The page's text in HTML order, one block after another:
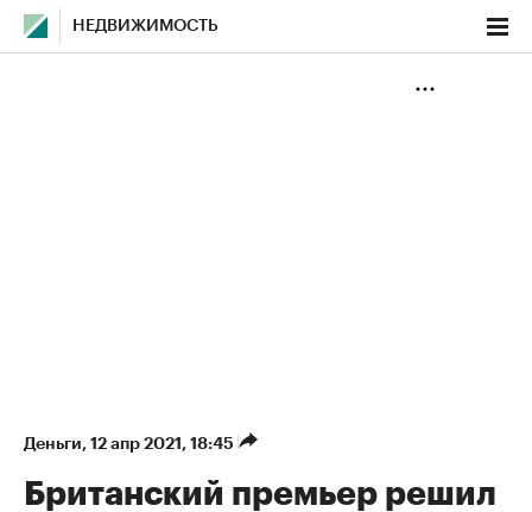
НЕДВИЖИМОСТЬ
Деньги⁠, 12 апр 2021, 18:45
Британский премьер решил